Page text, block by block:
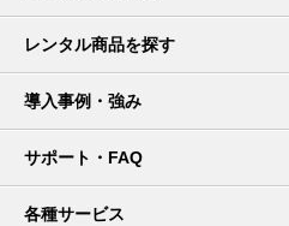
レンタル商品を探す
導入事例・強み
サポート・FAQ
各種サービス